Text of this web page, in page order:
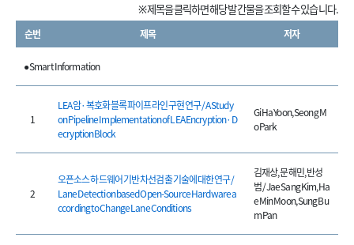
※ 제목을 클릭하면 해당 발간물을 조회할 수 있습니다.
순번 제목 저자
● Smart Information
1
LEA 암·복호화 블록 파이프라인 구현 연구 / A Study
on Pipeline Implementation of LEA Encryption·D
ecryption Block
Gi Ha Yoon, Seong M
o Park
2
오픈소스 하드웨어 기반 차선검출 기술에 대한 연구 /
Lane Detection based Open-Source Hardware a
ccording to Change Lane Conditions
김재상, 문해민, 반성
범 / Jae Sang Kim, Ha
e Min Moon, Sung Bu
m Pan